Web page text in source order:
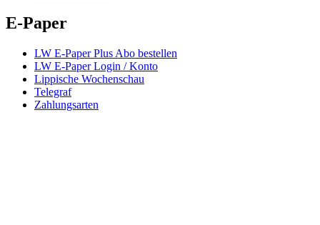
E-Paper
LW E-Paper Plus Abo bestellen
LW E-Paper Login / Konto
Lippische Wochenschau
Telegraf
Zahlungsarten